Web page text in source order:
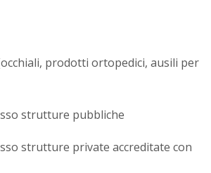
prodotti ortopedici, ausili per
strutture pubbliche
strutture private accreditate con